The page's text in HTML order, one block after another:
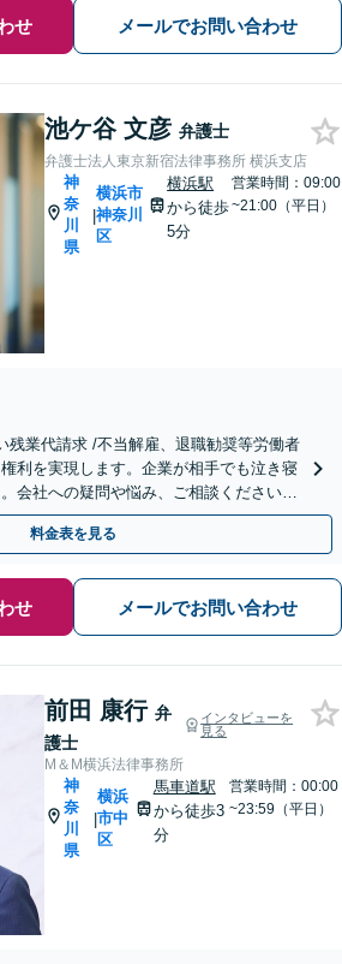
せ メールでお問い合わせ
池ケ谷 文彦 弁護士
弁護士法人東京新宿法律事務所 横浜支店
神
奈
川
県
|
横浜市
神奈川
区
横浜駅
から徒歩
5分
営業時間：09:00
~21:00（平日）
残業代請求 /不当解雇、退職勧奨等労働者
利を実現します。企業が相手でも泣き寝
会社への疑問や悩み、ご相談ください。
料】【夜間休日対応可】
料金表を見る
せ メールでお問い合わせ
前田 康行 弁
護士
インタビューを
見る
M＆M横浜法律事務所
神
奈
川
県
|
横浜
市中
区
馬車道駅
から徒歩3
分
営業時間：00:00
~23:59（平日）